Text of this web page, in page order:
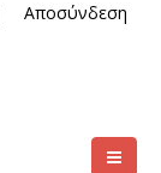
Αποσύνδεση